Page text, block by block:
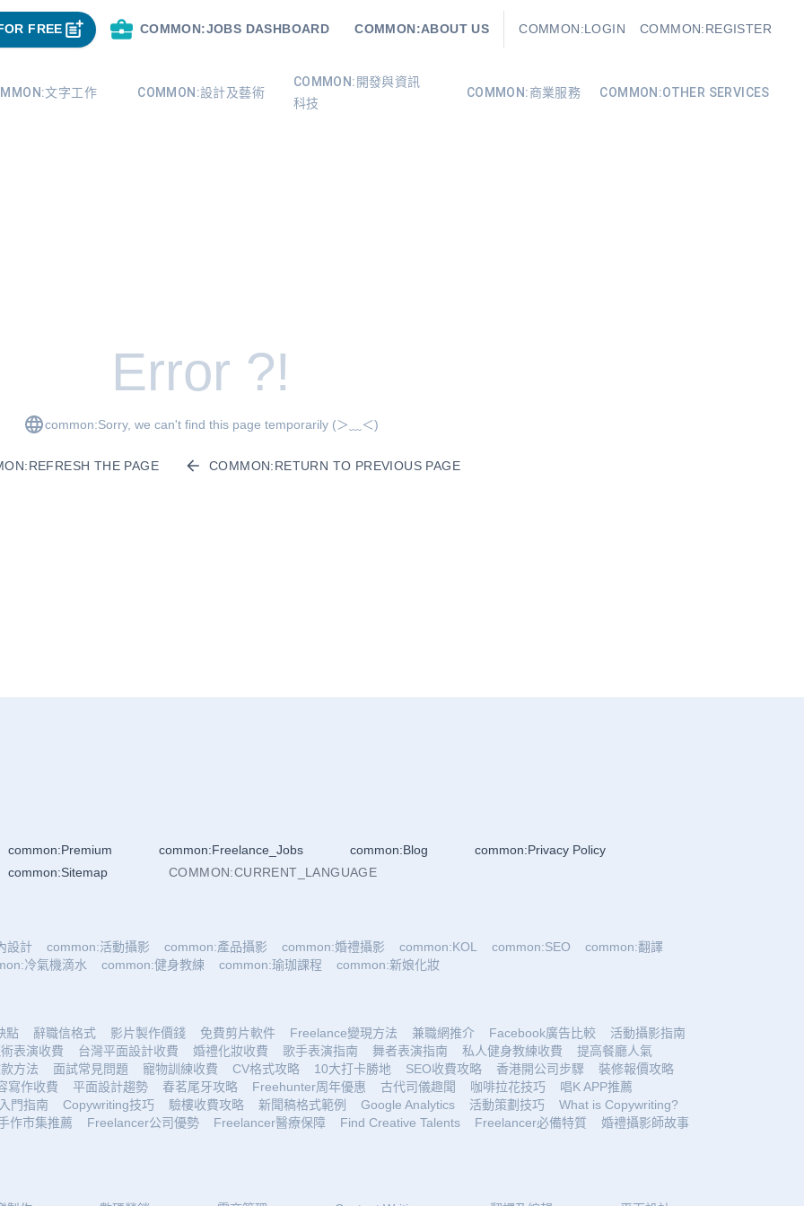
FREE COMMON:JOBS DASHBOARD COMMON:ABOUT US COMMON:LOGIN COMMON:REGISTER
文字工作 COMMON:設計及藝術
COMMON:開發與資訊
科技
COMMON:商業服務 COMMON:OTHER SERVICES
Error ?!
common:Sorry, we can't find this page temporarily (＞﹏＜)
THE PAGE COMMON:RETURN TO PREVIOUS PAGE
common:Premium common:Freelance_Jobs common:Blog
common:Privacy Policy
common:Sitemap
COMMON:CURRENT_LANGUAGE
設計 common:活動攝影 common:產品攝影 common:婚禮攝影 common:KOL common:SEO
common:翻譯
冷氣機滴水
common:健身教練 common:瑜珈課程 common:新娘化妝
點 辭職信格式 影片製作價錢 免費剪片軟件 Freelance變現方法 兼職網推介 Facebook廣告比較
活動攝影指南
表演收費
台灣平面設計收費 婚禮化妝收費 歌手表演指南 舞者表演指南 私人健身教練收費
提高餐廳人氣
方法
面試常見問題 寵物訓練收費 CV格式攻略 10大打卡勝地 SEO收費攻略 香港開公司步驟
裝修報價攻略
寫作收費
平面設計趨勢 春茗尾牙攻略 Freehunter周年優惠 古代司儀趣聞 咖啡拉花技巧
唱K APP推薦
門指南
Copywriting技巧 驗樓收費攻略 新聞稿格式範例 Google Analytics 活動策劃技巧
What is Copywriting?
作市集推薦
Freelancer公司優勢 Freelancer醫療保障 Find Creative Talents Freelancer必備特質 婚禮攝影師故事